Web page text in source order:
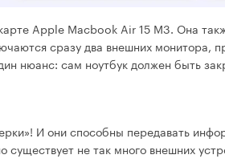
Apple Macbook Air 15 M3. Она
сразу два внешних монитора,
нюанс: сам ноутбук должен быть
И они способны передавать
существует не так много внешних